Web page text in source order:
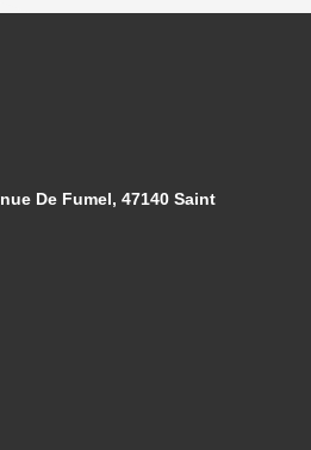
De Fumel, 47140 Saint